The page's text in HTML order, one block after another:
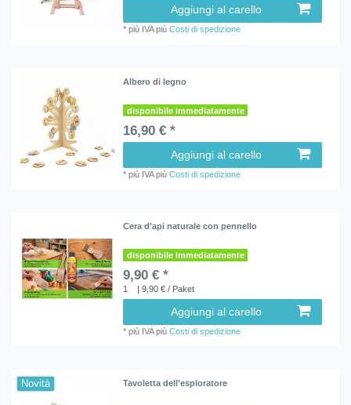
Aggiungi al carello
*più IVApiùCosti di spedizione
Albero di legno
disponibile immediatamente
16,90 € *
Aggiungi al carello
*più IVApiùCosti di spedizione
Cera d'api naturale con pennello
disponibile immediatamente
9,90 € *
1 | 9,90 € / Paket
Aggiungi al carello
*più IVApiùCosti di spedizione
Novità Tavoletta dell'esploratore